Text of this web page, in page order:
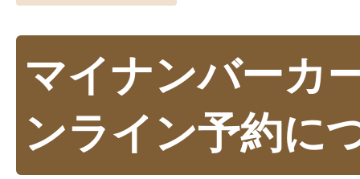
マイナンバーカ
ンライン予約に